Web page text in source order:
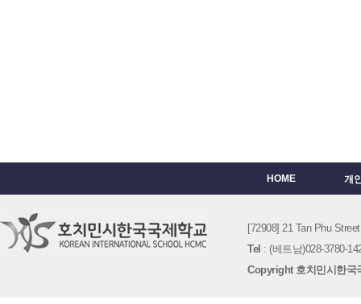
HOME 개
[72908] 21 Tan Phu
Tel : (베트남)028-3780-
Copyright 호치민시한국